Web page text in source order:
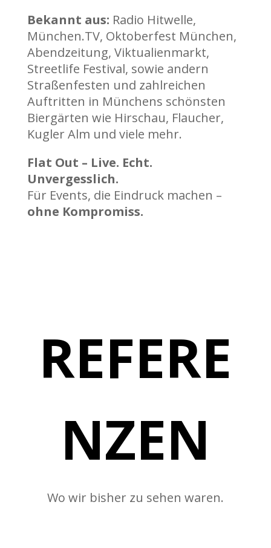
Bekannt aus: Radio Hitwelle,
München.TV, Oktoberfest München,
Abendzeitung, Viktualienmarkt,
Streetlife Festival, sowie andern
Straßenfesten und zahlreichen
Auftritten in Münchens schönsten
Biergärten wie Hirschau, Flaucher,
Kugler Alm und viele mehr.
Flat Out – Live. Echt.
Unvergesslich.
Für Events, die Eindruck machen –
ohne Kompromiss.
REFERE
NZEN
Wo wir bisher zu sehen waren.